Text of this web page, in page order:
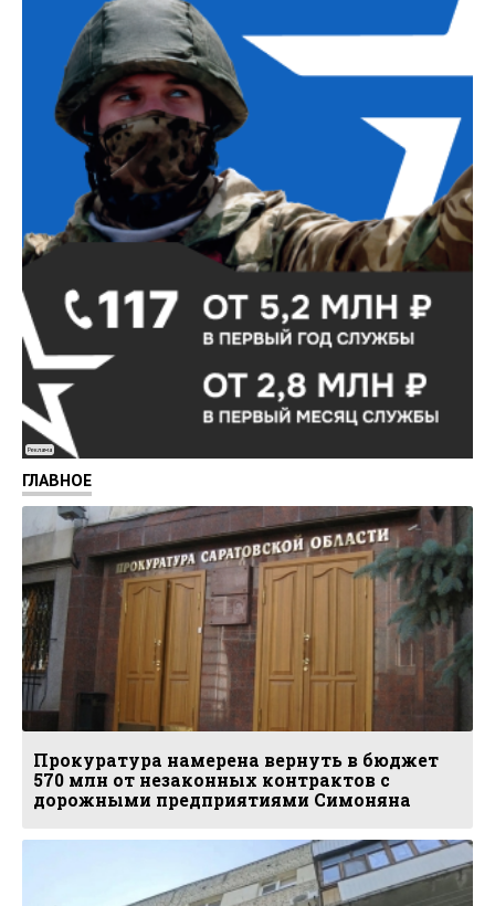
Реклама
ГЛАВНОЕ
Прокуратура намерена вернуть в бюджет
570 млн от незаконных контрактов с
дорожными предприятиями Симоняна